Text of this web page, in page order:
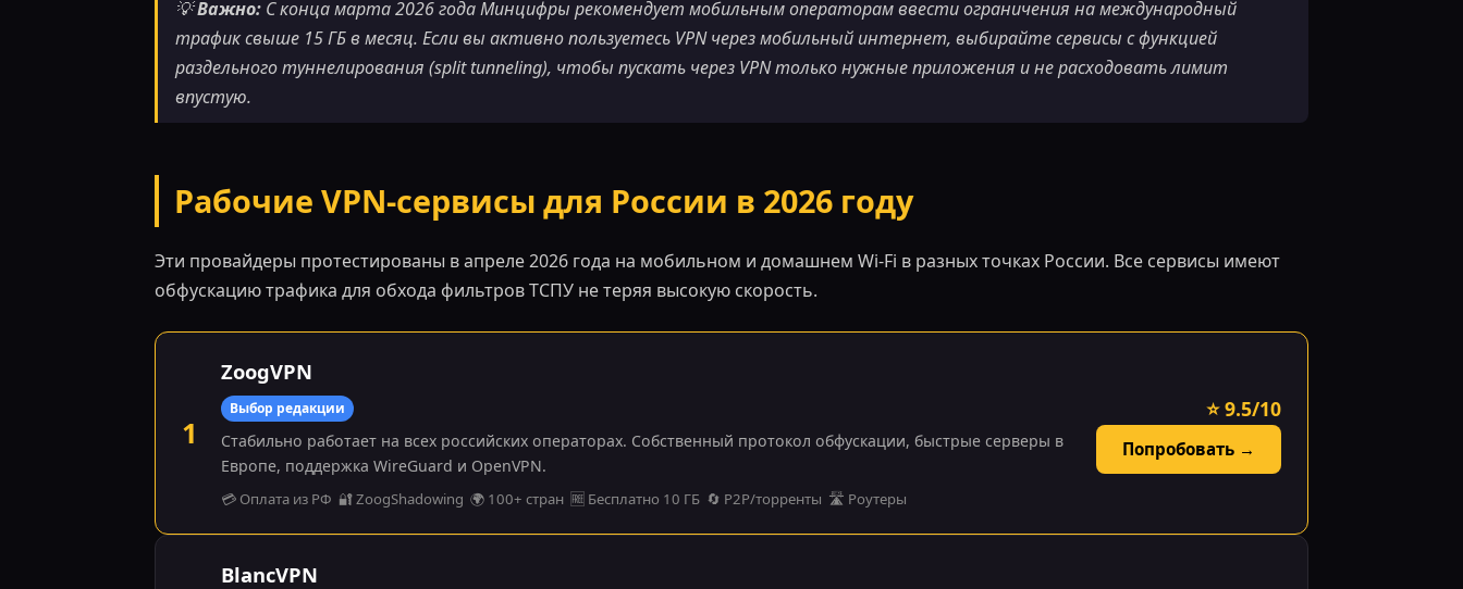
💡Важно: С конца марта 2026 года Минцифры рекомендует мобильным операторам ввести ограничения на международный
трафик свыше 15 ГБ в месяц. Если вы активно пользуетесь VPN через мобильный интернет, выбирайте сервисы с функцией
раздельного туннелирования (split tunneling), чтобы пускать через VPN только нужные приложения и не расходовать лимит
впустую.
Рабочие VPN-сервисы для России в 2026 году
Эти провайдеры протестированы в апреле 2026 года на мобильном и домашнем Wi-Fi в разных точках России. Все сервисы имеют
обфускацию трафика для обхода фильтров ТСПУ не теряя высокую скорость.
1
ZoogVPN
Выбор редакции
Стабильно работает на всех российских операторах. Собственный протокол обфускации, быстрые серверы в
Европе, поддержка WireGuard и OpenVPN.
💳 Оплата из РФ 🔐 ZoogShadowing 🌍 100+ стран 🆓 Бесплатно 10 ГБ 🔄 P2P/торренты 🛣️ Роутеры
⭐ 9.5/10
Попробовать →
BlancVPN